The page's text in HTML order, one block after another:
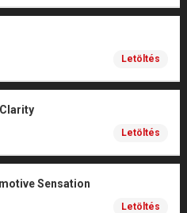
Letöltés
Letöltés
Sensation
Letöltés